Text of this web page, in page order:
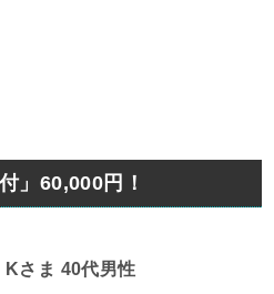
」60,000円！
Kさま 40代男性